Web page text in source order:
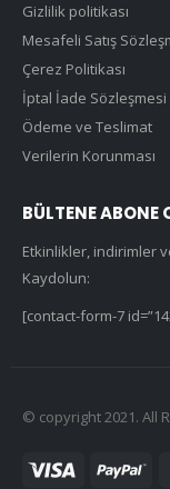
Gizlilik politikası
Mesafeli Satış
Çerez Politikası
İptal İade Sözleşmesi
Ödeme ve Teslimat
Verilerin Korunması
BÜLTENE ABONE
Etkinlikler, indirimler
Kaydolun:
[contact-form-7
© copyright 2021. All